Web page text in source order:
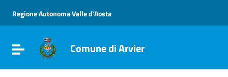
Vai al menu di navigazione
Vai al footer
Regione Autonoma Valle d'Aosta
Attiva / disattiva la navigazione
Comune di Arvier